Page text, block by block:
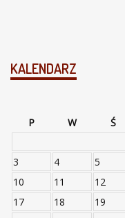
KALENDARZ
P
W Ś
3
4 5
10
11 12
17
18 19